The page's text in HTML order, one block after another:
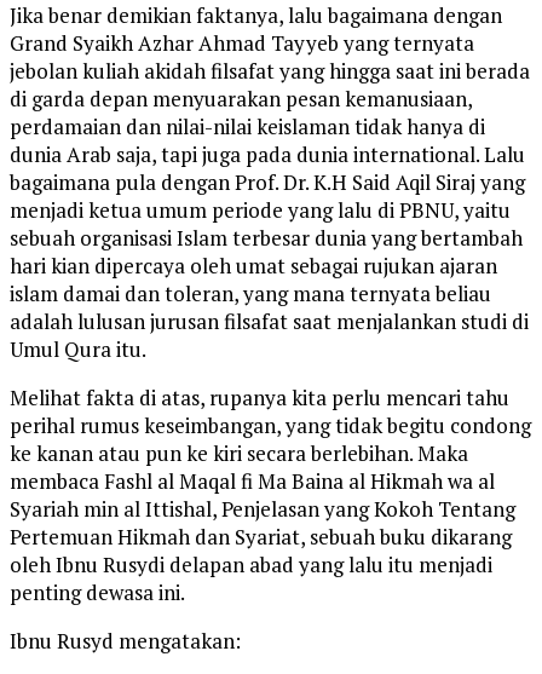
Jika benar demikian faktanya, lalu bagaimana dengan
Grand Syaikh Azhar Ahmad Tayyeb yang ternyata
jebolan kuliah akidah filsafat yang hingga saat ini berada
di garda depan menyuarakan pesan kemanusiaan,
perdamaian dan nilai-nilai keislaman tidak hanya di
dunia Arab saja, tapi juga pada dunia international. Lalu
bagaimana pula dengan Prof. Dr. K.H Said Aqil Siraj yang
menjadi ketua umum periode yang lalu di PBNU, yaitu
sebuah organisasi Islam terbesar dunia yang bertambah
hari kian dipercaya oleh umat sebagai rujukan ajaran
islam damai dan toleran, yang mana ternyata beliau
adalah lulusan jurusan filsafat saat menjalankan studi di
Umul Qura itu.
Melihat fakta di atas, rupanya kita perlu mencari tahu
perihal rumus keseimbangan, yang tidak begitu condong
ke kanan atau pun ke kiri secara berlebihan. Maka
membaca Fashl al Maqal fi Ma Baina al Hikmah wa al
Syariah min al Ittishal, Penjelasan yang Kokoh Tentang
Pertemuan Hikmah dan Syariat, sebuah buku dikarang
oleh Ibnu Rusydi delapan abad yang lalu itu menjadi
penting dewasa ini.
Ibnu Rusyd mengatakan: